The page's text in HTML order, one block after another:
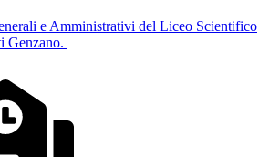
e Amministrativi del Liceo Scientifico
Genzano.